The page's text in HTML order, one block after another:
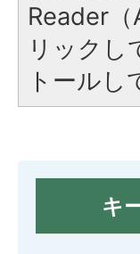
Reader
リックし
トールし
キ